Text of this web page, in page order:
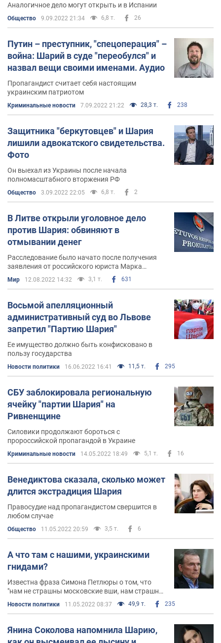
Аналогичное дело могут открыть и в Испании
Общество 9.09.2022 21:34 6,8 т. 26
Путин – преступник, "спецоперация" –
война: Шарий в суде "переобулся" и
назвал вещи своими именами. Аудио
Пропагандист считает себя настоящим
украинским патриотом
Криминальные новости 7.09.2022 21:22 28,3 т. 238
Защитника "беркутовцев" и Шария
лишили адвокатского свидетельства.
Фото
Он выехал из Украины после начала
полномасштабного вторжения РФ
Общество 3.09.2022 22:05 6,8 т. 2
В Литве открыли уголовное дело
против Шария: обвиняют в
отмывании денег
Расследование было начато после получения
заявления от российского юриста Марка
Мир 12.08.2022 14:32 3,1 т. 631
Восьмой апелляционный
административный суд во Львове
запретил "Партию Шария"
Ее имущество должно быть конфисковано в
пользу государства
Новости политики 16.06.2022 16:41 11,5 т. 295
СБУ заблокировала региональную
ячейку "партии Шария" на
Ривненщине
Силовики продолжают бороться с
пророссийской пропагандой в Украине
Криминальные новости 14.05.2022 18:49 5,1 т. 16
Венедиктова сказала, сколько может
длится экстрадиция Шария
Правосудие над пропагандистом свершится в
любом случае
Общество 11.05.2022 20:59 3,5 т. 6
А что там с нашими, украинскими
гнидами?
Известна фраза Симона Петлюры о том, что
"нам не страшны московские вши, нам страшны
украинские гниды" в военное время
приобретает еще более актуальное звучание
Новости политики 11.05.2022 08:37 49,9 т. 235
Янина Соколова напомнила Шарию,